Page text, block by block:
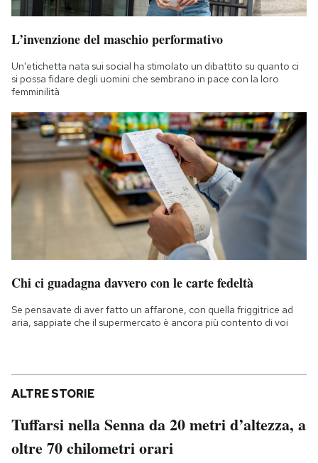
L’invenzione del maschio performativo
Un'etichetta nata sui social ha stimolato un dibattito su quanto ci
si possa fidare degli uomini che sembrano in pace con la loro
femminilità
Chi ci guadagna davvero con le carte fedeltà
Se pensavate di aver fatto un affarone, con quella friggitrice ad
aria, sappiate che il supermercato è ancora più contento di voi
ALTRE STORIE
Tuffarsi nella Senna da 20 metri d’altezza, a
oltre 70 chilometri orari